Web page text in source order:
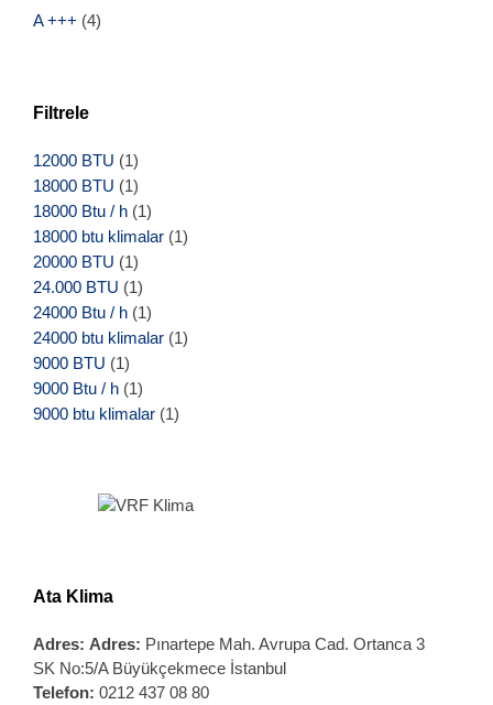
A +++ (4)
Filtrele
12000 BTU (1)
18000 BTU (1)
18000 Btu / h (1)
18000 btu klimalar (1)
20000 BTU (1)
24.000 BTU (1)
24000 Btu / h (1)
24000 btu klimalar (1)
9000 BTU (1)
9000 Btu / h (1)
9000 btu klimalar (1)
Ata Klima
Adres: Adres: Pınartepe Mah. Avrupa Cad. Ortanca 3
SK No:5/A Büyükçekmece İstanbul
Telefon: 0212 437 08 80